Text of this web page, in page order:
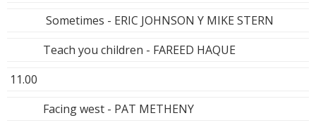
Sometimes - ERIC JOHNSON Y MIKE STERN
Teach you children - FAREED HAQUE
11.00
Facing west - PAT METHENY